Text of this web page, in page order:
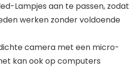
Lampjes aan te passen, zodat
werken zonder voldoende
camera met een micro-
kan ook op computers